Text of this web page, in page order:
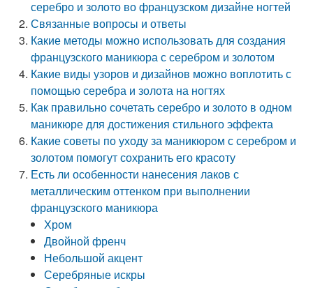
серебро и золото во французском дизайне ногтей
Связанные вопросы и ответы
Какие методы можно использовать для создания
французского маникюра с серебром и золотом
Какие виды узоров и дизайнов можно воплотить с
помощью серебра и золота на ногтях
Как правильно сочетать серебро и золото в одном
маникюре для достижения стильного эффекта
Какие советы по уходу за маникюром с серебром и
золотом помогут сохранить его красоту
Есть ли особенности нанесения лаков с
металлическим оттенком при выполнении
французского маникюра
Хром
Двойной френч
Небольшой акцент
Серебряные искры